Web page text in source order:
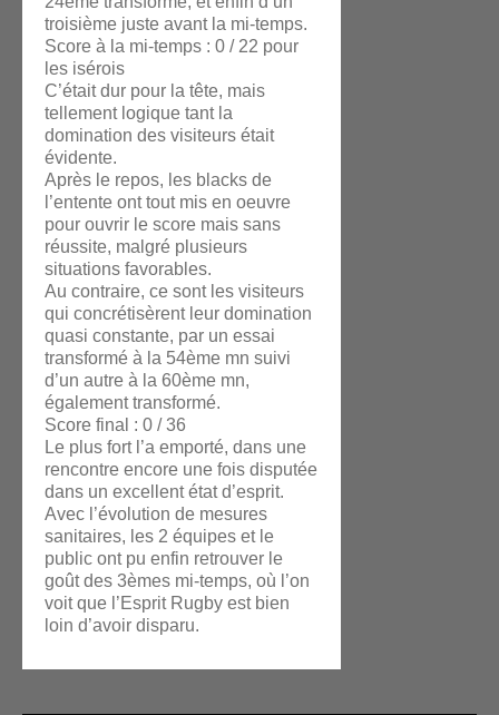
troisième juste avant la mi-temps.
Score à la mi-temps : 0 / 22 pour
les isérois
C’était dur pour la tête, mais
tellement logique tant la
domination des visiteurs était
évidente.
Après le repos, les blacks de
l’entente ont tout mis en oeuvre
pour ouvrir le score mais sans
réussite, malgré plusieurs
situations favorables.
Au contraire, ce sont les visiteurs
qui concrétisèrent leur domination
quasi constante, par un essai
transformé à la 54ème mn suivi
d’un autre à la 60ème mn,
également transformé.
Score final : 0 / 36
Le plus fort l’a emporté, dans une
rencontre encore une fois disputée
dans un excellent état d’esprit.
Avec l’évolution de mesures
sanitaires, les 2 équipes et le
public ont pu enfin retrouver le
goût des 3èmes mi-temps, où l’on
voit que l’Esprit Rugby est bien
loin d’avoir disparu.